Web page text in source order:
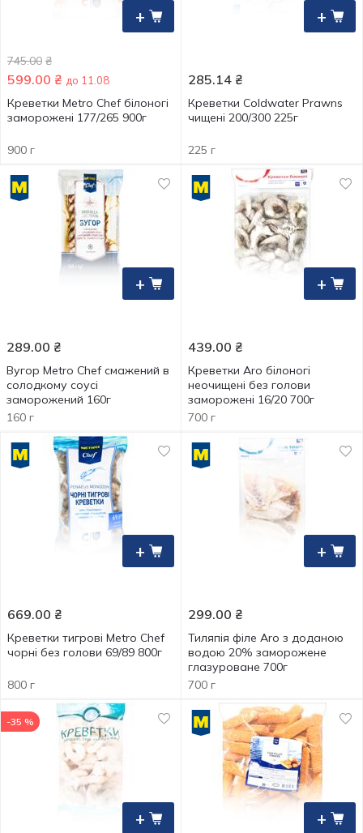
+
745.00 ₴
599.00 ₴ до 11.08
Креветки Metro Chef білоногі
заморожені 177/265 900г
900 г
+
285.14 ₴
Креветки Coldwater Prawns
чищені 200/300 225г
225 г
+
289.00 ₴
Вугор Metro Chef смажений в
солодкому соусі
заморожений 160г
160 г
+
439.00 ₴
Креветки Aro білоногі
неочищені без голови
заморожені 16/20 700г
700 г
+
669.00 ₴
Креветки тигрові Metro Chef
чорні без голови 69/89 800г
800 г
+
299.00 ₴
Тиляпія філе Aro з доданою
водою 20% заморожене
глазуроване 700г
700 г
+
-35 %
+